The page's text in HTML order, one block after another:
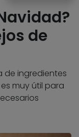
de
de ingredientes
muy útil para